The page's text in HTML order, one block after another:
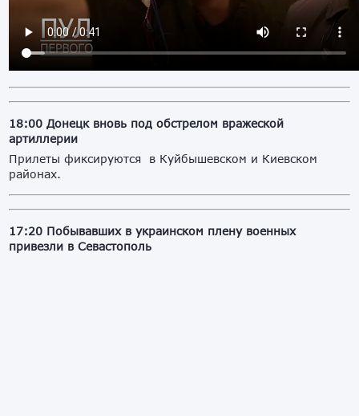
18:00 Донецк вновь под обстрелом вражеской
артиллерии
Прилеты фиксируются в Куйбышевском и Киевском
районах.
17:20 Побывавших в украинском плену военных
привезли в Севастополь